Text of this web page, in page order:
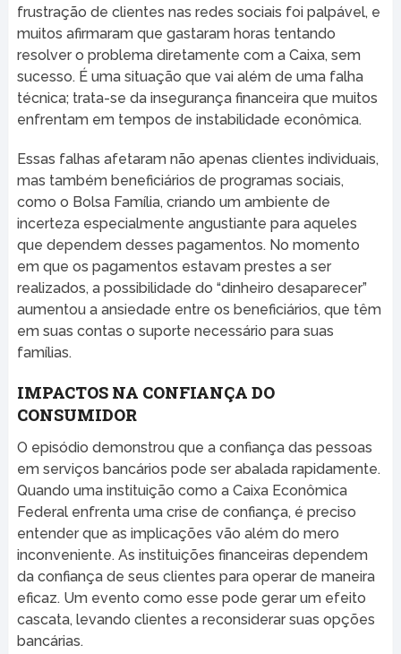
frustração de clientes nas redes sociais foi palpável, e
muitos afirmaram que gastaram horas tentando
resolver o problema diretamente com a Caixa, sem
sucesso. É uma situação que vai além de uma falha
técnica; trata-se da insegurança financeira que muitos
enfrentam em tempos de instabilidade econômica.
Essas falhas afetaram não apenas clientes individuais,
mas também beneficiários de programas sociais,
como o Bolsa Família, criando um ambiente de
incerteza especialmente angustiante para aqueles
que dependem desses pagamentos. No momento
em que os pagamentos estavam prestes a ser
realizados, a possibilidade do “dinheiro desaparecer”
aumentou a ansiedade entre os beneficiários, que têm
em suas contas o suporte necessário para suas
famílias.
IMPACTOS NA CONFIANÇA DO
CONSUMIDOR
O episódio demonstrou que a confiança das pessoas
em serviços bancários pode ser abalada rapidamente.
Quando uma instituição como a Caixa Econômica
Federal enfrenta uma crise de confiança, é preciso
entender que as implicações vão além do mero
inconveniente. As instituições financeiras dependem
da confiança de seus clientes para operar de maneira
eficaz. Um evento como esse pode gerar um efeito
cascata, levando clientes a reconsiderar suas opções
bancárias.